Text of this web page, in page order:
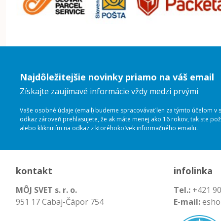
Najdôležitejšie novinky priamo na váš email
Získajte zaujímavé informácie vždy medzi prvými
Vaše osobné údaje (email) budeme spracovávať len za týmto účelom v
odkaz zároveň prehlasujete, že ak máte menej ako 16 rokov, tak ste
alebo kliknutím na odkaz z ktoréhokoľvek informačného emailu.
kontakt
MÔJ SVET s. r. o.
951 17 Cabaj-Čápor 754
infolinka
Tel.: +421
E-mail: